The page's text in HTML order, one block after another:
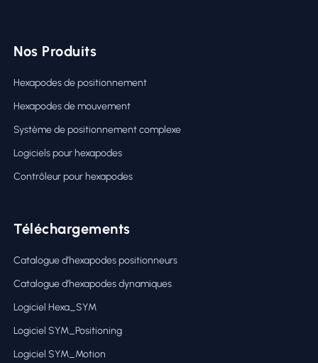
Nos Produits
Hexapodes de positionnement
Hexapodes de mouvement
Système de positionnement complexe
Logiciels pour hexapodes
Contrôleur pour hexapodes
Téléchargements
Catalogue d’hexapodes positionneurs
Catalogue d’hexapodes dynamiques
Logiciel Hexa_SYM
Logiciel SYM_Positioning
Logiciel SYM_Motion